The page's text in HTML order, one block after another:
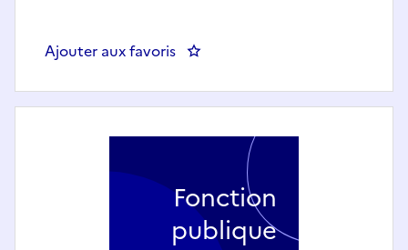
Ajouter aux favoris : Chef(fe) adjoint du
Fonction
publique